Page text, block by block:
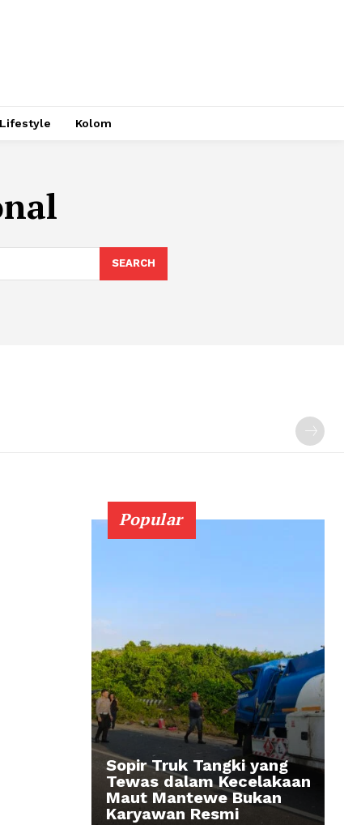
Lifestyle Kolom
SEARCH
Popular
Sopir Truk Tangki yang
Tewas dalam Kecelakaan
Maut Mantewe Bukan
Karyawan Resmi